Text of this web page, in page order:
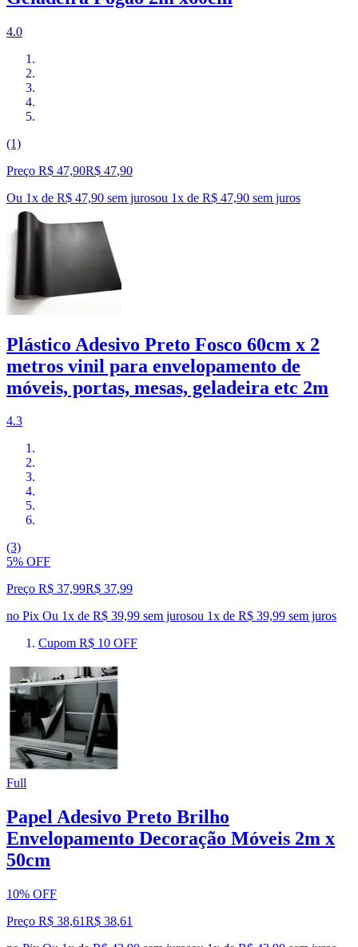
4.0
(1)
Preço R$ 47,90R$ 47,90
Ou 1x de R$ 47,90 sem jurosou 1x de R$ 47,90 sem juros
Plástico Adesivo Preto Fosco 60cm x 2
metros vinil para envelopamento de
móveis, portas, mesas, geladeira etc 2m
4.3
(3)
5% OFF
Preço R$ 37,99R$ 37,99
no Pix Ou 1x de R$ 39,99 sem jurosou 1x de R$ 39,99 sem juros
Cupom R$ 10 OFF
Full
Papel Adesivo Preto Brilho
Envelopamento Decoração Móveis 2m x
50cm
10% OFF
Preço R$ 38,61R$ 38,61